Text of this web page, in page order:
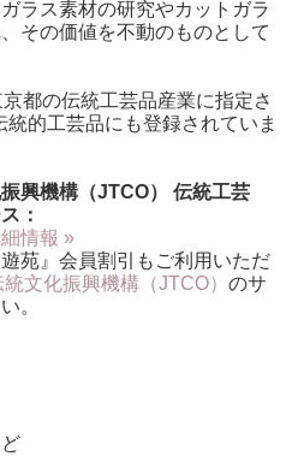
ラス素材の研究やカットガラ
その価値を不動のものとして
都の伝統工芸品産業に指定さ
的工芸品にも登録されていま
興機構（JTCO） 伝統工芸
：
情報 »
苑』会員割引もご利用いただ
文化振興機構（JTCO） のサ
。